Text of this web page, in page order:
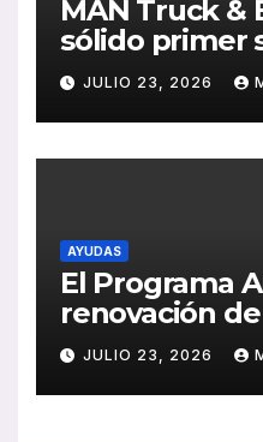
MAN Truck &
sólido primer
2026 con
ventas,
rentabilidad
JULIO 23, 2026
AYUDAS
El Programa
renovación
ayudas a
ligeros
JULIO 23, 2026